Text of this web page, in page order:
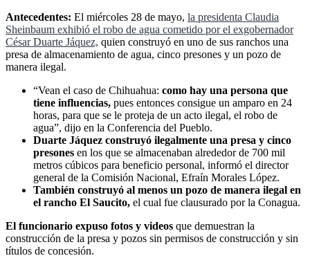
Antecedentes: El miércoles 28 de mayo, la presidenta Claudia
Sheinbaum exhibió el robo de agua cometido por el exgobernador
César Duarte Jáquez, quien construyó en uno de sus ranchos una
presa de almacenamiento de agua, cinco presones y un pozo de
manera ilegal.
“Vean el caso de Chihuahua: como hay una persona que
tiene influencias, pues entonces consigue un amparo en 24
horas, para que se le proteja de un acto ilegal, el robo de
agua”, dijo en la Conferencia del Pueblo.
Duarte Jáquez construyó ilegalmente una presa y cinco
presones en los que se almacenaban alrededor de 700 mil
metros cúbicos para beneficio personal, informó el director
general de la Comisión Nacional, Efraín Morales López.
También construyó al menos un pozo de manera ilegal en
el rancho El Saucito, el cual fue clausurado por la Conagua.
El funcionario expuso fotos y videos que demuestran la
construcción de la presa y pozos sin permisos de construcción y sin
títulos de concesión.